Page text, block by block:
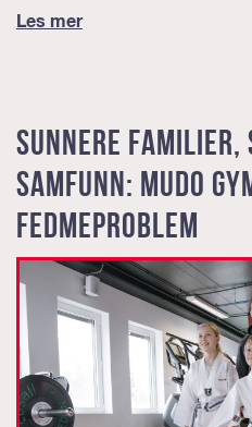
Les mer
Sunnere familier,
samfunn: MUDO
fedmeproblem